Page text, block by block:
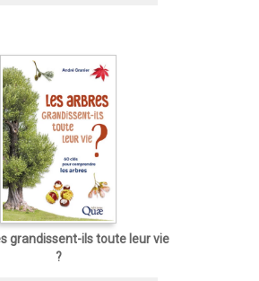
grandissent-ils toute leur vie
?